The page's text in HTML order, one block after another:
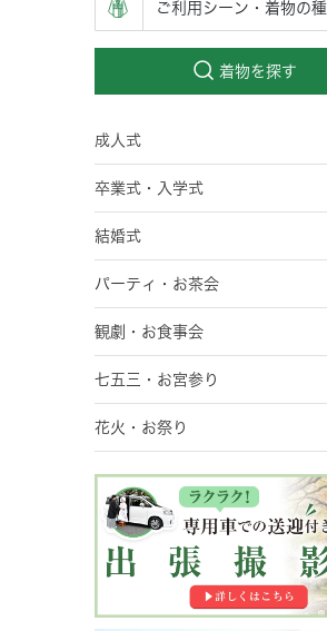
着物を探す
成人式
卒業式・入学式
結婚式
パーティ・お茶会
観劇・お食事会
七五三・お宮参り
花火・お祭り